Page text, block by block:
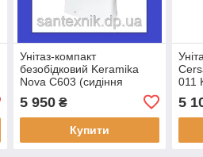
Унітаз-компакт
безобідковий Keramika
Nova C603 (сидіння
опуск)
5 950₴
Купити
011
5